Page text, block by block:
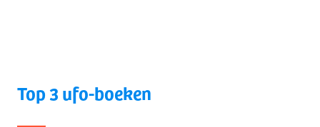
Top 3 ufo-boeken